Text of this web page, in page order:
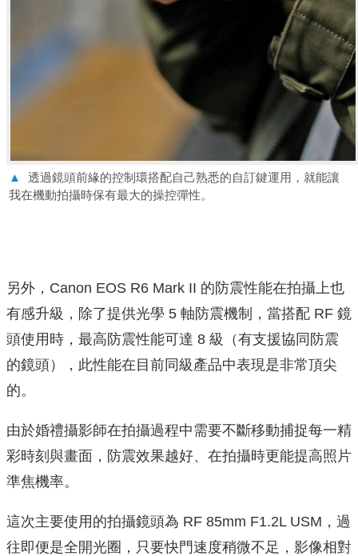
▲
透過鏡頭前緣的控制環搭配自己熟悉的自訂鍵運用，就能讓
我在機動拍攝時保有最大的操控彈性。
另外，Canon EOS R6 Mark II 的防震性能在拍攝上也
有感升級，除了提供光學 5 軸防震機制，當搭配 RF 鏡
頭使用時，最高防震性能可達 8 級（有支援協同防震
的鏡頭），此性能在目前同級產品中表現是非常頂尖
的。
由於婚禮攝影師在拍攝過程中需要不斷移動捕捉每一精
彩時刻與畫面，防震效果越好、在拍攝時更能提高照片
準焦機率。
這次主要使用的拍攝鏡頭為 RF 85mm F1.2L USM，過
往即便是全開光圈，只要快門速度稍微不足，影像相對